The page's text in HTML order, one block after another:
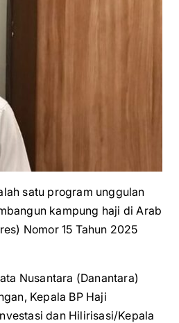
satu program unggulan
kampung haji di Arab
Nomor 15 Tahun 2025
Nusantara (Danantara)
Kepala BP Haji
dan Hilirisasi/Kepala